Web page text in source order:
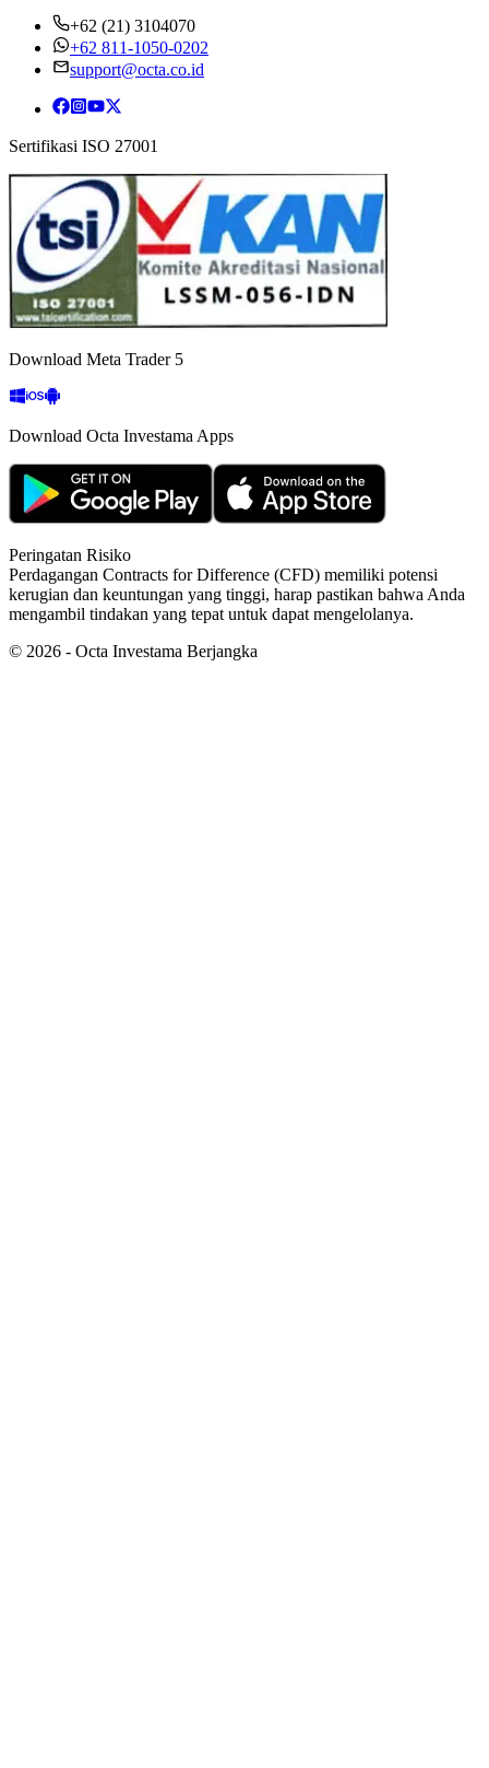
+62 (21) 3104070
+62 811-1050-0202
support@octa.co.id
Sertifikasi ISO 27001
Download Meta Trader 5
Download Octa Investama Apps
Peringatan Risiko
Perdagangan Contracts for Difference (CFD) memiliki potensi
kerugian dan keuntungan yang tinggi, harap pastikan bahwa Anda
mengambil tindakan yang tepat untuk dapat mengelolanya.
© 2026 - Octa Investama Berjangka